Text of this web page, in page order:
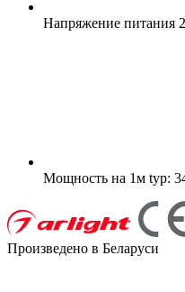
Напряжение питания
Мощность на 1м typ:
Произведено в Беларуси